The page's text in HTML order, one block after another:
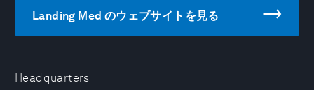
Headquarters
Landing Med のウェブサイトを見る